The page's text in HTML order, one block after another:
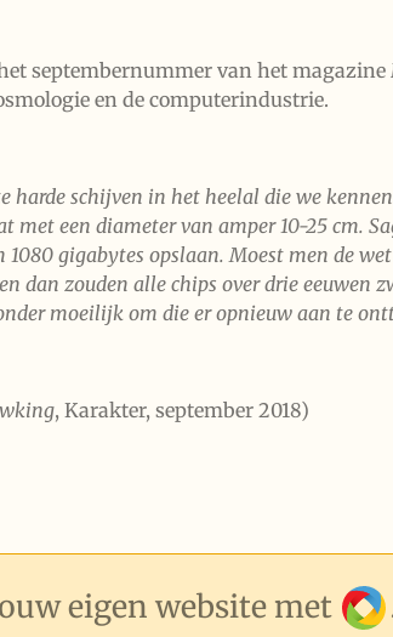
septembernummer van het magazine
en de computerindustrie.
schijven in het heelal die we
met een diameter van amper 10-25 cm.
gigabytes opslaan. Moest men de
dan zouden alle chips over drie
moeilijk om die er opnieuw aan te
, Karakter, september 2018)
eigen website met